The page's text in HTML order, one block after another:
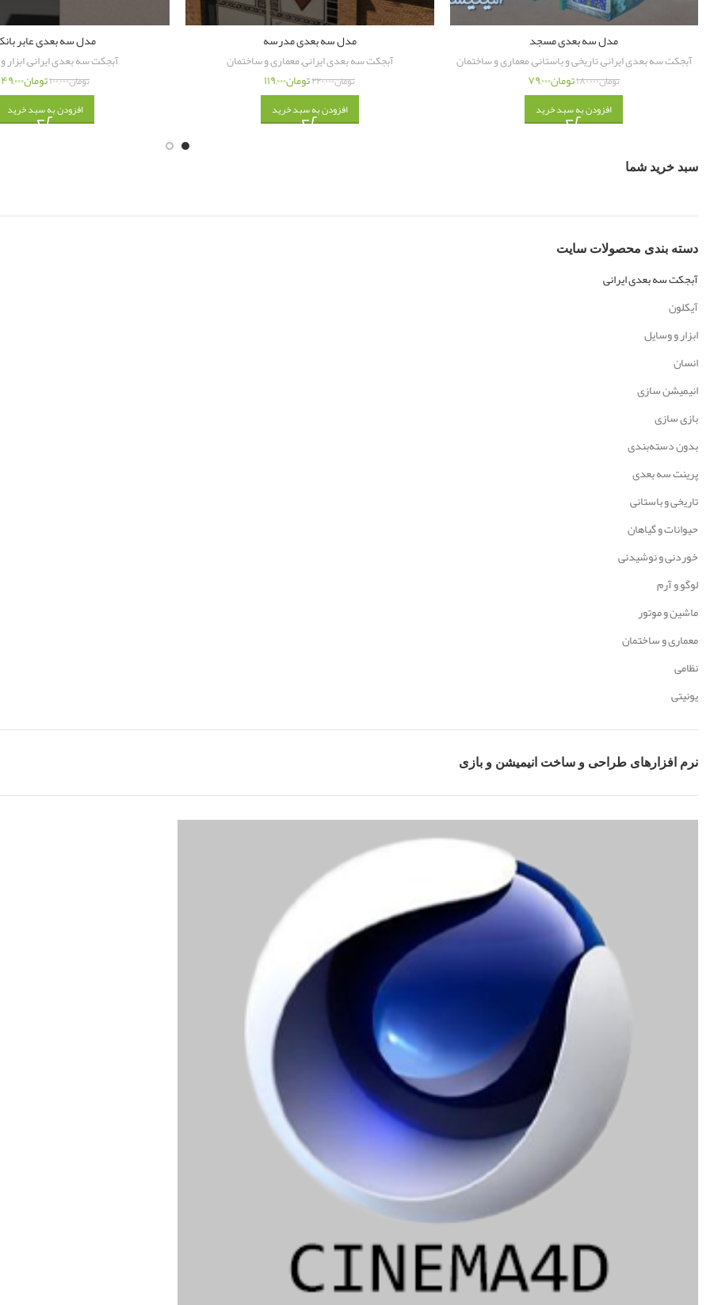
مدل سه بعدی مسجد
آبجکت سه بعدی ایرانی,تاریخی و باستانی,معماری و ساختمان
تومان۱۸۰,۰۰۰تومان۷۹,۰۰۰
افزودن به سبد خرید
مدل سه بعدی مدرسه
آبجکت سه بعدی ایرانی,معماری و ساختمان
تومان۲۲۰,۰۰۰تومان۱۱۹,۰۰۰
افزودن به سبد خرید
مدل سه بعدی عابر
آبجکت سه بعدی ایرانی,
تومان۱۰۰,۰۰۰تومان۴۹,۰۰۰
افزودن به سبد خرید
سبد خرید شما
دسته‌ بندی محصولات سایت
آبجکت سه بعدی ایرانی
آیکلون
ابزار و وسایل
انسان
انیمیشن سازی
بازی سازی
بدون دسته‌بندی
پرینت سه بعدی
تاریخی و باستانی
حیوانات و گیاهان
خوردنی و نوشیدنی
لوگو و آرم
ماشین و موتور
معماری و ساختمان
نظامی
یونیتی
نرم افزارهای طراحی و ساخت انیمیشن و بازی